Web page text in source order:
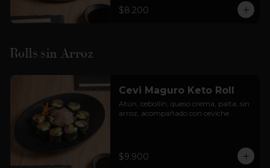
$8.200
Rolls sin Arroz
Cevi Maguro Keto Roll
Atún, cebollín, queso crema, palta, sin
arroz, acompañado con ceviche.
$9.900